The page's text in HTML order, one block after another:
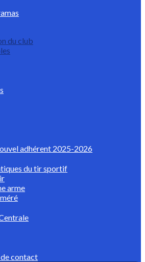
du club
adhérent 2025-2026
du tir sportif
arme
contact